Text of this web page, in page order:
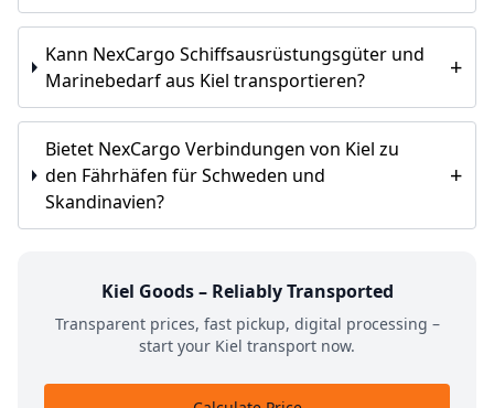
Kann NexCargo Schiffsausrüstungsgüter und
Marinebedarf aus Kiel transportieren?
+
Bietet NexCargo Verbindungen von Kiel zu
den Fährhäfen für Schweden und
Skandinavien?
+
Kiel Goods – Reliably Transported
Transparent prices, fast pickup, digital processing –
start your Kiel transport now.